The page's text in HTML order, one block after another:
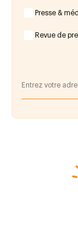
Presse &
Revue de